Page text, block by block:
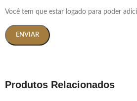
Você tem que estar logado para poder
Produtos Relacionados